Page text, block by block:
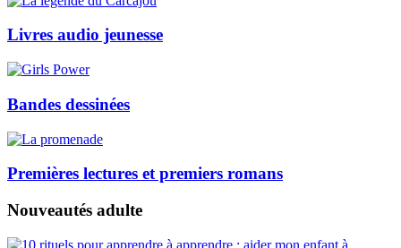
Livres audio jeunesse
Bandes dessinées
Premières lectures et premiers romans
Nouveautés adulte